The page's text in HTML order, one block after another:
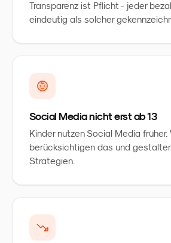
Transparenz ist Pflicht - jeder
eindeutig als solcher
Social Media nicht erst ab 13
Kinder nutzen Social Media früher.
berücksichtigen das und
Strategien.